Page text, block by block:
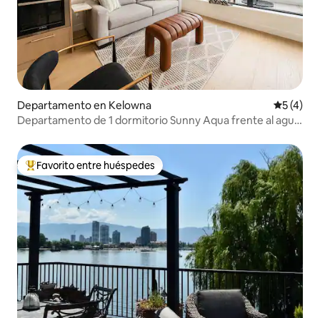
Departamento en Kelowna
5 (4)
Departamento de 1 dormitorio Sunny Aqua frente al agua
Favorito entre los huéspedes más destacados
Favorito entre huéspedes